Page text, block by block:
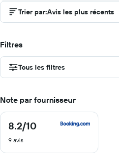
Trier par:Avis les plus récents
Filtres
Tous les filtres
Note par fournisseur
8.2/10
8.2
10
9 avis